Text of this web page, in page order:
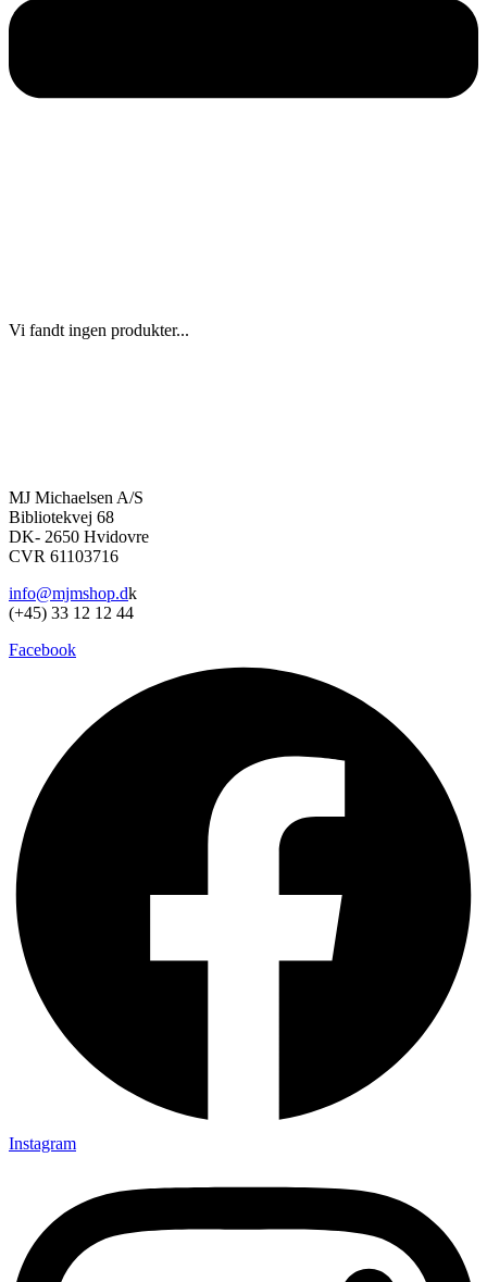
Vi fandt ingen produkter...
MJ Michaelsen A/S
Bibliotekvej 68
DK- 2650 Hvidovre
CVR 61103716
info@mjmshop.dk
(+45) 33 12 12 44
Facebook
Instagram